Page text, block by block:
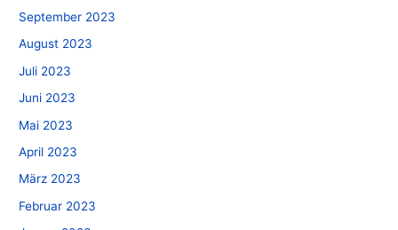
September 2023
August 2023
Juli 2023
Juni 2023
Mai 2023
April 2023
März 2023
Februar 2023